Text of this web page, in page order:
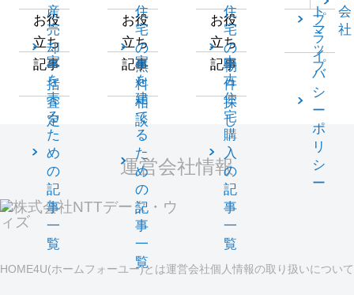
産
売
却
一
括
査
定
お役
立ち
記事
家
を
売
る
た
め
の
記
事
一
覧
住
宅
の
無
料
相
談
お役
立ち
記事
家
を
建
て
る
た
め
の
記
事
一
覧
住
宅
の
物
件
探
し
お役
立ち
記事
中
古
住
宅
購
入
の
記
事
一
覧
ト
マ
ッ
プ
会
社
プ
ラ
イ
バ
シ
ー
ポ
リ
シ
ー
運営会社情報
HOME4U(ホームフォーユー)とは運営会社個人情報の取り扱いについて